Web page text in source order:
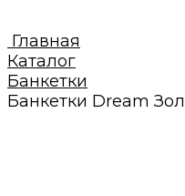
Главная
Каталог
Банкетки
Банкетки Dream